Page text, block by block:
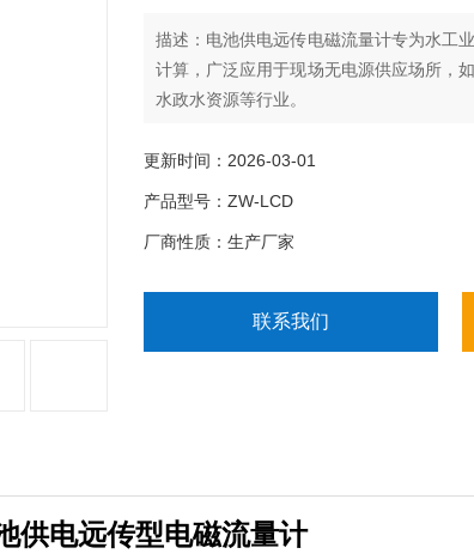
描述：电池供电远传电磁流量计专为水工
计算，广泛应用于现场无电源供应场所，
水政水资源等行业。
更新时间：2026-03-01
产品型号：ZW-LCD
厂商性质：生产厂家
联系我们
供电远传型电磁流量计